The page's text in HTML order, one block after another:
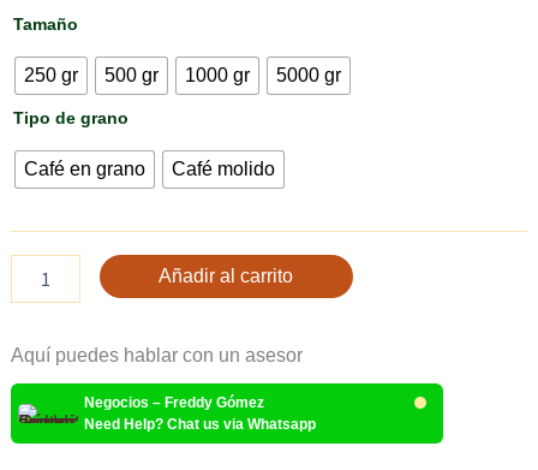
Tamaño
250 gr 500 gr 1000 gr 5000 gr
Tipo de grano
Café en grano Café molido
Añadir al carrito
Aquí puedes hablar con un asesor
Negocios – Freddy Gómez
Need Help? Chat us via Whatsapp